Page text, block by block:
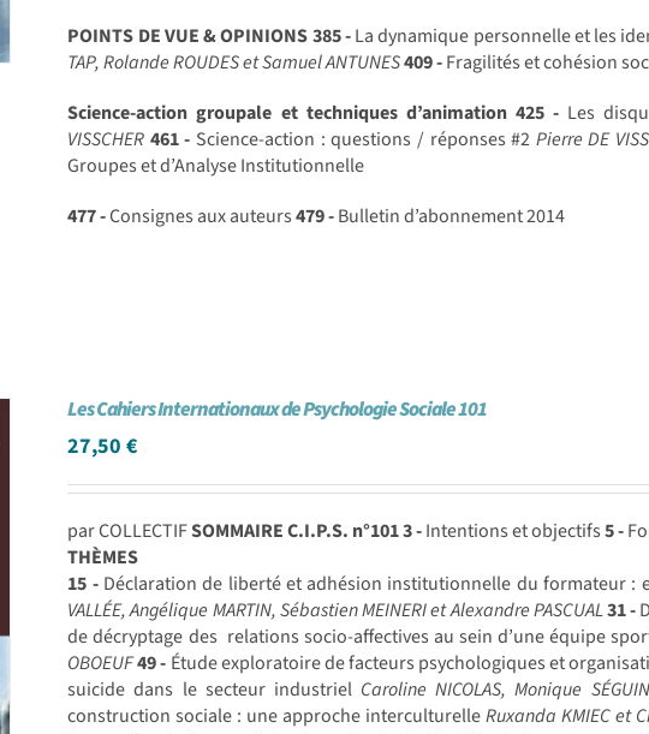
POINTS DE VUE & OPINIONS385 -La dynamique personnelle et les
TAP, Rolande ROUDES et Samuel ANTUNES409 -Fragilités et cohésion
Science-action groupale et techniques d’animation 425 - Les
VISSCHER 461 - Science-action : questions / réponses #2 Pierre DE
Groupes et d’Analyse Institutionnelle
477 -Consignes aux auteurs479 -Bulletin d’abonnement 2014
Les Cahiers Internationaux de Psychologie Sociale 101
27,50€
par COLLECTIFSOMMAIRE C.I.P.S. n°1013 -Intentions et objectifs5 -
THÈMES
15 -Déclaration de liberté et adhésion institutionnelle du formateur :
VALLÉE, Angélique MARTIN, Sébastien MEINERI et Alexandre PASCUAL31 -
de décryptage des relations socio-affectives au sein d’une équipe
OBOEUF49 - Étude exploratoire de facteurs psychologiques et
suicide dans le secteur industriel Caroline NICOLAS, Monique
construction sociale : une approche interculturelleRuxanda KMIEC et